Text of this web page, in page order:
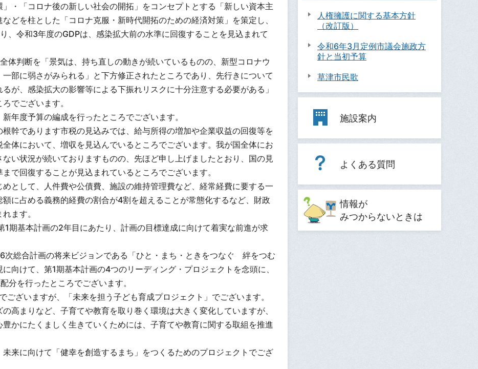
・「コロナ後の新しい社会の開拓」をコンセプトとする「新しい資本主
どを柱とした「コロナ克服・新時代開拓のための経済対策」を策定し、
、令和3年度のGDPは、感染拡大前の水準に回復することを見込まれて
体判断を「景気は、持ち直しの動きが続いているものの、新型コロナウ
部に弱さがみられる」と下方修正されたところであり、先行きについて
が、感染拡大の影響等による下振れリスクに十分注意する必要がある」
でございます。
年度予算の編成を行ったところでございます。
幹であります市税の見込みでは、給与所得の増加や企業収益の回復等を
体において、増収を見込んでいるところでございます。我が国全体にお
い状況が続いておりますものの、先ほど申し上げましたとおり、国の見
で回復することが見込まれているところでございます。
として、人件費や公債費、施設の維持管理費など、経常経費に要する一
に占める義務的経費の割合が4割を超えることが常態化するなど、財政
ます。
期基本計画の2年目にあたり、計画の目標達成に向けて着実な前進が求
次総合計画の将来ビジョンである「ひと・まち・ときをつなぐ 絆をつむ
けて、第1期基本計画の4つのリーディング・プロジェクトを念頭に、
分を行ったところでございます。
ございますが、「未来を担う子ども育成プロジェクト」でございます。
高まりなど、子育てや教育を取り巻く環境は大きく変化していますが、
かにたくましく生きていくためには、子育てや教育に関する取組を推進
来に向けて「健幸を創造するまち」をつくるためのプロジェクトでござ
人権擁護に関する基本方針
（改訂版）
令和6年3月定例市議会施政方
針と当初予算
草津市民歌
施設案内
よくある質問
情報が
みつからないときは